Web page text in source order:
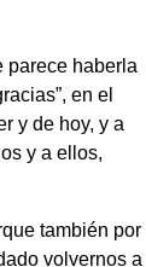
parece haberla
en el
y de hoy, y a
y a ellos,
también por
volvernos a